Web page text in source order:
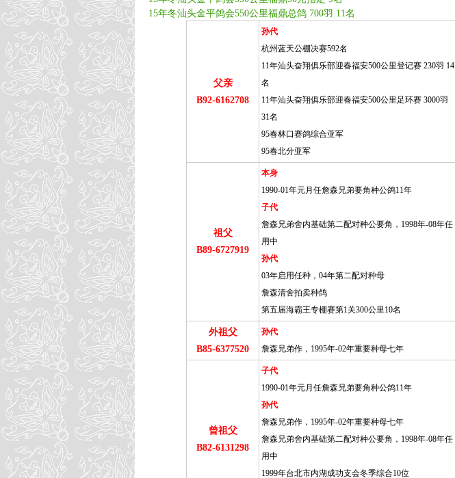
15年冬汕头金平鸽会550公里福鼎总鸽 700羽 11名
父亲
B92-6162708
孙代
杭州蓝天公棚决赛592名
11年汕头奋翔俱乐部迎春福安500公里登记赛 230羽 14
名
11年汕头奋翔俱乐部迎春福安500公里足环赛 3000羽
31名
95春林口赛鸽综合亚军
95春北分亚军
祖父
B89-6727919
本身
1990-01年元月任詹森兄弟要角种公鸽11年
子代
詹森兄弟舍内基础第二配对种公要角，1998年-08年任
用中
孙代
03年启用任种，04年第二配对种母
詹森清舍拍卖种鸽
第五届海霸王专棚赛第1关300公里10名
外祖父
B85-6377520
孙代
詹森兄弟作，1995年-02年重要种母七年
曾祖父
B82-6131298
子代
1990-01年元月任詹森兄弟要角种公鸽11年
孙代
詹森兄弟作，1995年-02年重要种母七年
詹森兄弟舍内基础第二配对种公要角，1998年-08年任
用中
1999年台北市内湖成功支会冬季综合10位